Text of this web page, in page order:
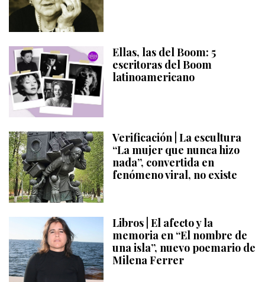
Ellas, las del Boom: 5
escritoras del Boom
latinoamericano
Verificación | La escultura
“La mujer que nunca hizo
nada”, convertida en
fenómeno viral, no existe
Libros | El afecto y la
memoria en “El nombre de
una isla”, nuevo poemario de
Milena Ferrer